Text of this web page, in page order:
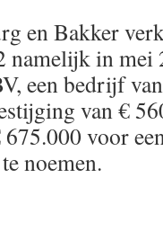
en Bakker
namelijk in
een bedrijf
van €
voor
noemen.